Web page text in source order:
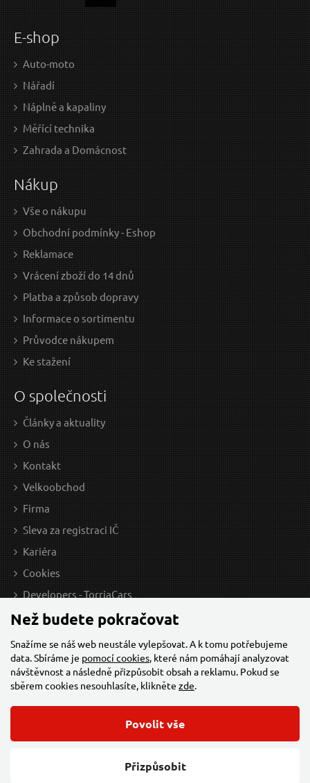
E-shop
Auto-moto
Nářadí
Náplně a kapaliny
Měřící technika
Zahrada a Domácnost
Nákup
Vše o nákupu
Obchodní podmínky - Eshop
Reklamace
Vrácení zboží do 14 dnů
Platba a způsob dopravy
Informace o sortimentu
Průvodce nákupem
Ke stažení
O společnosti
Články a aktuality
O nás
Kontakt
Velkoobchod
Firma
Sleva za registraci IČ
Kariéra
Cookies
Developers - TorriaCars
Změnit nastavení cookies
Než budete pokračovat
Snažíme se náš web neustále vylepšovat. A k tomu potřebujeme
data. Sbíráme je pomocí cookies, které nám pomáhají analyzovat
návštěvnost a následně přizpůsobit obsah a reklamu. Pokud se
sběrem cookies nesouhlasíte, klikněte zde.
Přizpůsobit
Povolit vše